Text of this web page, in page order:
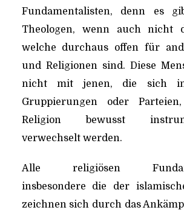
Fundamentalisten, denn es
Theologen, wenn auch nicht
welche durchaus offen für
und Religionen sind. Diese
nicht mit jenen, die sich in
Gruppierungen oder
Religion bewusst
verwechselt werden.
Alle religiösen
insbesondere die der
zeichnen sich durch das